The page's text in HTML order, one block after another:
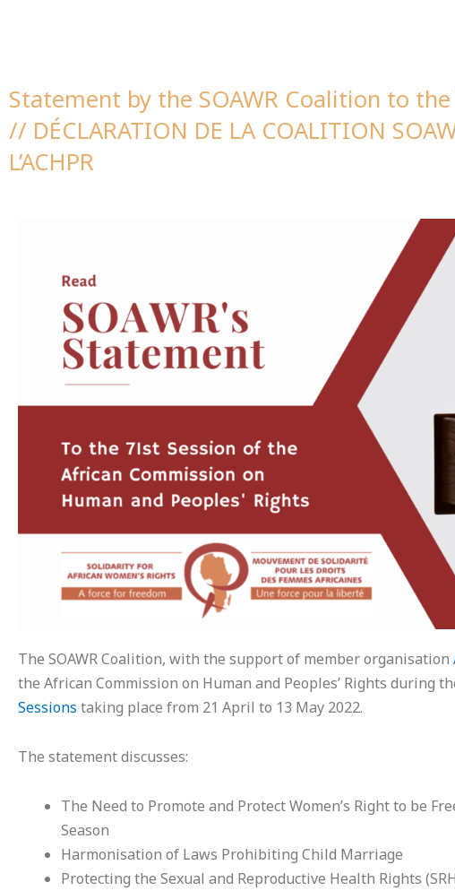
Statement by the SOAWR Coalition to
// DÉCLARATION DE LA COALITION
L’ACHPR
The SOAWR Coalition, with the support of member organisation
the African Commission on Human and Peoples’ Rights during
Sessions taking place from 21 April to 13 May 2022.
The statement discusses:
The Need to Promote and Protect Women’s Right to be
Season
Harmonisation of Laws Prohibiting Child Marriage
Protecting the Sexual and Reproductive Health Rights